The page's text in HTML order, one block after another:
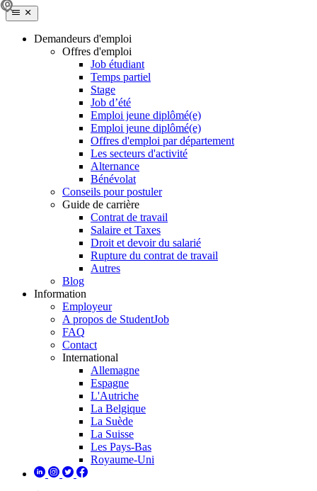
Demandeurs d'emploi
Offres d'emploi
Job étudiant
Temps partiel
Stage
Job d’été
Emploi jeune diplômé(e)
Emploi jeune diplômé(e)
Offres d'emploi par département
Les secteurs d'activité
Alternance
Bénévolat
Conseils pour postuler
Guide de carrière
Contrat de travail
Salaire et Taxes
Droit et devoir du salarié
Rupture du contrat de travail
Autres
Blog
Information
Employeur
A propos de StudentJob
FAQ
Contact
International
Allemagne
Espagne
L'Autriche
La Belgique
La Suède
La Suisse
Les Pays-Bas
Royaume-Uni